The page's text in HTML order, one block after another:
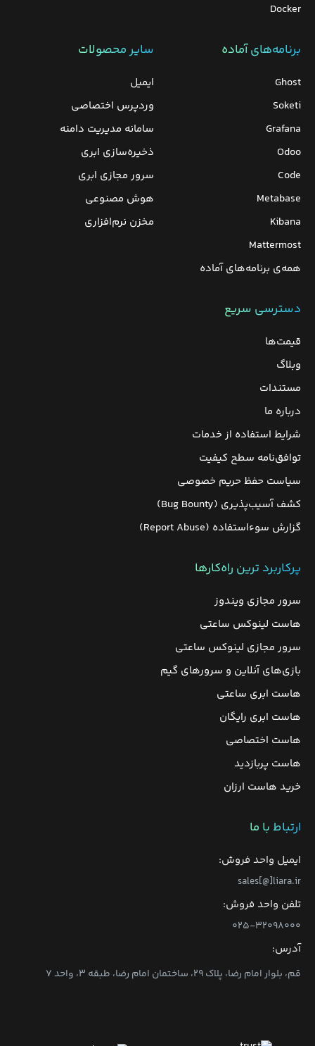
Docker
برنامه‌های‌ آماده
Ghost
Soketi
Grafana
Odoo
Code
Metabase
Kibana
Mattermost
همه‌ی برنامه‌های آماده
سایر محصولات
ایمیل
وردپرس‌ اختصاصی
سامانه مدیریت دامنه
ذخیره‌سازی ابری
سرور مجازی ابری
هوش مصنوعی
مخزن نرم‌افزاری
دسترسی سریع
قیمت‌ها
وبلاگ
مستندات
درباره ما
شرایط استفاده از خدمات
توافق‌نامه سطح کیفیت
سیاست حفظ حریم خصوصی
کشف آسیب‌پذیری (Bug Bounty)
گزارش سوءاستفاده (Report Abuse)
پرکاربرد ترین راه‌کارها
سرور مجازی ویندوز
هاست لینوکس ساعتی
سرور مجازی لینوکس ساعتی
بازی‌های آنلاین و سرورهای گیم
هاست ابری ساعتی
هاست ابری رایگان
هاست اختصاصی
هاست پربازدید
خرید هاست ارزان
ارتباط با ما
ایمیل واحد فروش:
sales[@]liara.ir
تلفن واحد فروش:
۰۲۵-۳۲۰۹۸۰۰۰
آدرس:
قم، بلوار امام رضا، پلاک ۲۹، ساختمان امام رضا، طبقه ۳، واحد ۷